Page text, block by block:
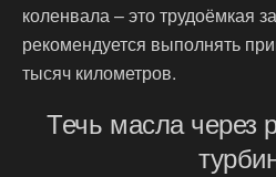
коленвала – это трудоёмкая
рекомендуется выполнять
тысяч километров.
Течь масла через